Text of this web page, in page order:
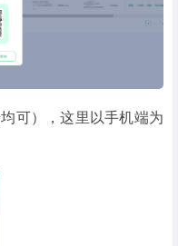
可），这里以手机端为